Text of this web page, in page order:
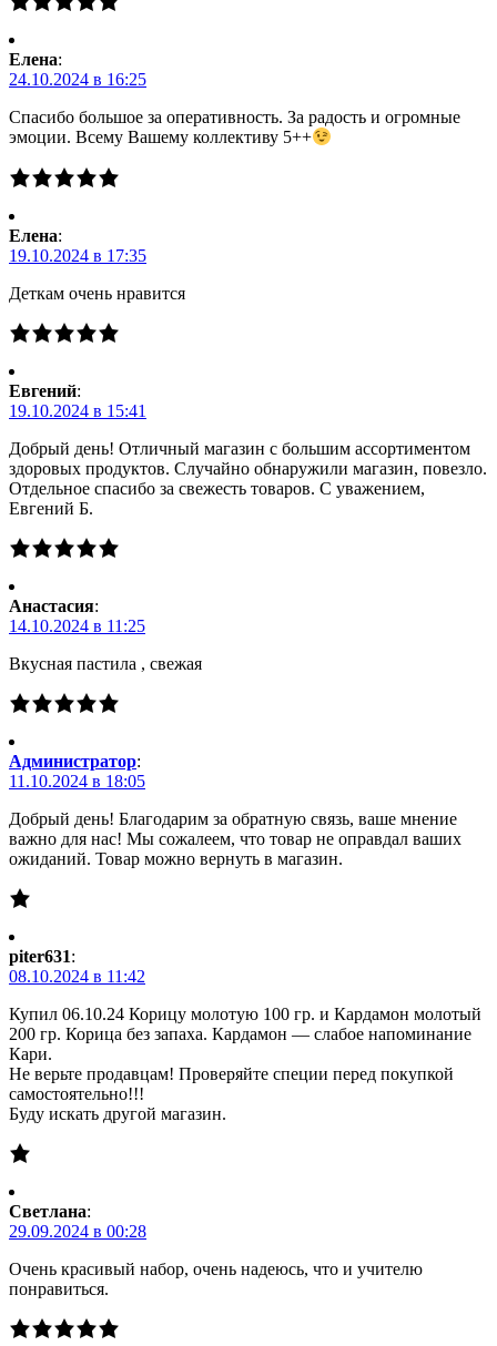
Елена:
24.10.2024 в 16:25
Спасибо большое за оперативность. За радость и огромные
эмоции. Всему Вашему коллективу 5++
Елена:
19.10.2024 в 17:35
Деткам очень нравится
Евгений:
19.10.2024 в 15:41
Добрый день! Отличный магазин с большим ассортиментом
здоровых продуктов. Случайно обнаружили магазин, повезло.
Отдельное спасибо за свежесть товаров. С уважением,
Евгений Б.
Анастасия:
14.10.2024 в 11:25
Вкусная пастила , свежая
Администратор:
11.10.2024 в 18:05
Добрый день! Благодарим за обратную связь, ваше мнение
важно для нас! Мы сожалеем, что товар не оправдал ваших
ожиданий. Товар можно вернуть в магазин.
piter631:
08.10.2024 в 11:42
Купил 06.10.24 Корицу молотую 100 гр. и Кардамон молотый
200 гр. Корица без запаха. Кардамон — слабое напоминание
Кари.
Не верьте продавцам! Проверяйте специи перед покупкой
самостоятельно!!!
Буду искать другой магазин.
Светлана:
29.09.2024 в 00:28
Очень красивый набор, очень надеюсь, что и учителю
понравиться.